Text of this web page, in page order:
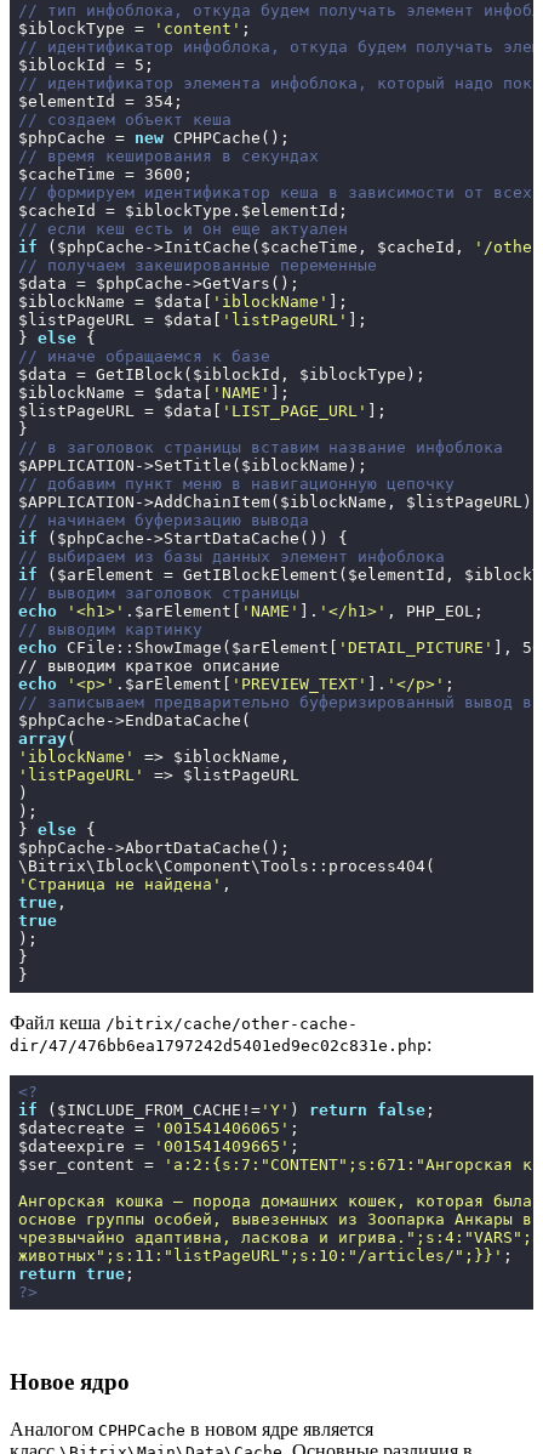
// тип инфоблока, откуда будем получать элемент
$iblockType =
'content'
// идентификатор инфоблока, откуда будем получать
$iblockId = 5
// идентификатор элемента инфоблока, который надо
$elementId = 354
// создаем объект кеша
$phpCache = new
// время кеширования в секундах
$cacheTime = 3600
// формируем идентификатор кеша в зависимости от всех
// если кеш есть и он еще актуален
if ($phpCache->InitCache($cacheTime, $cacheId,
'/
// получаем закешированные переменные
$data = $phpCache->GetVars();
$iblockName = $data[
'iblockName'
];
$listPageURL = $data[
'listPageURL'
];
} else
// иначе обращаемся к базе
$data = GetIBlock($iblockId, $iblockType);
$iblockName = $data[
'NAME'
];
$listPageURL = $data[
'LIST_PAGE_URL'
];
// в заголовок страницы вставим название инфоблока
// добавим пункт меню в навигационную цепочку
// начинаем буферизацию вывода
if
// выбираем из базы данных элемент инфоблока
if
// выводим заголовок страницы
echo
'<h1>' .$arElement[ 'NAME' ]. '</h1>'
// выводим картинку
echo CFile::ShowImage($arElement[ 'DETAIL_PICTURE' ],
echo
'<p>' .$arElement[ 'PREVIEW_TEXT' ]. '</p>'
// записываем предварительно буферизированный вывод
array
'iblockName'
'listPageURL'
=> $listPageURL
)
);
} else {
$phpCache->AbortDataCache();
'Страница не найдена'
true
true
);
}
}
Файл кеша /bitrix/cache/other-cache-
dir/47/476bb6ea1797242d5401ed9ec02c831e.php:
<?
if ($INCLUDE_FROM_CACHE!='Y' ) return false;
$datecreate =
'001541406065' ;
$dateexpire =
'001541409665' ;
$ser_content =
'a:2:{s:7:"CONTENT";s:671:"Ангорская
Ангорская кошка — порода домашних кошек, которая была
основе группы особей, вывезенных из Зоопарка Анкары
чрезвычайно адаптивна, ласкова и
животных";s:11:"listPageURL";s:10:"/articles/";}}'
return true
?>
Новое ядро
Аналогом CPHPCache в новом ядре является